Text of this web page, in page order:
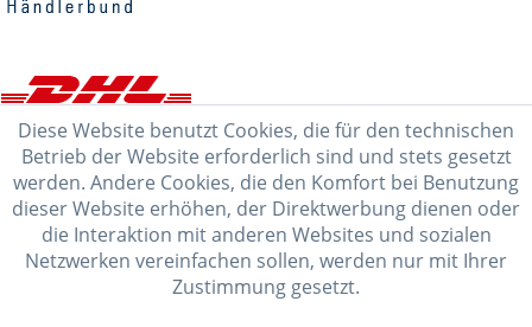
Diese Website benutzt Cookies, die für den technischen
Betrieb der Website erforderlich sind und stets gesetzt
werden. Andere Cookies, die den Komfort bei Benutzung
dieser Website erhöhen, der Direktwerbung dienen oder
die Interaktion mit anderen Websites und sozialen
Netzwerken vereinfachen sollen, werden nur mit Ihrer
Zustimmung gesetzt.